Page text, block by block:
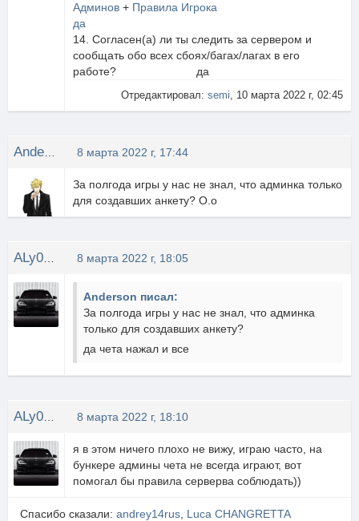
Админов + Правила Игрока
да
14. Согласен(а) ли ты следить за сервером и
сообщать обо всех сбоях/багах/лагах в его
работе? да
Отредактировал: semi, 10 марта 2022 г, 02:45
8 марта 2022 г, 17:44
За полгода игры у нас не знал, что админка только
для создавших анкету? О.о
8 марта 2022 г, 18:05
Anderson писал:
За полгода игры у нас не знал, что админка
только для создавших анкету?
да чета нажал и все
8 марта 2022 г, 18:10
я в этом ничего плохо не вижу, играю часто, на
бункере админы чета не всегда играют, вот
помогал бы правила серверва соблюдать))
Спасибо сказали: andrey14rus Luca CHANGRETTA